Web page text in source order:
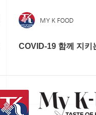
MY K FOOD
COVID-19 함께 지키